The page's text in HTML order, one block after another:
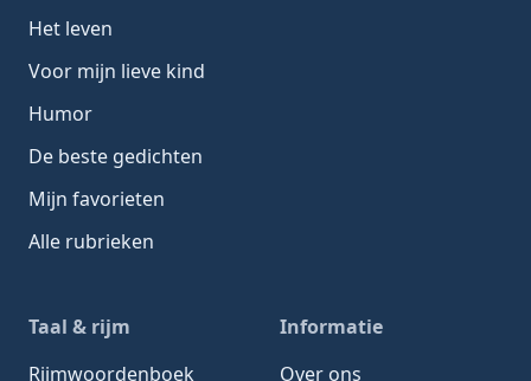
Het leven
Voor mijn lieve kind
Humor
De beste gedichten
Mijn favorieten
Alle rubrieken
Taal & rijm
Rijmwoordenboek
Informatie
Over ons